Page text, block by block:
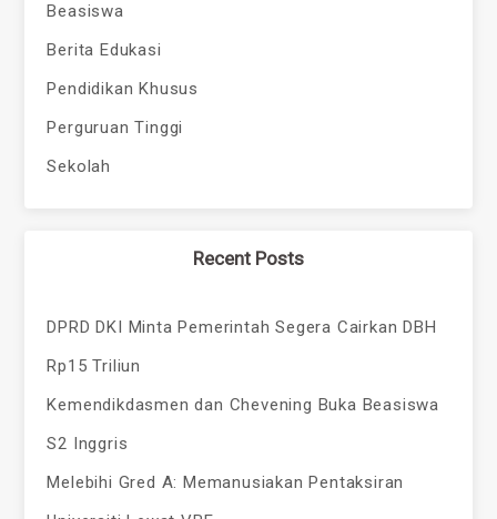
Beasiswa
Berita Edukasi
Pendidikan Khusus
Perguruan Tinggi
Sekolah
Recent Posts
DPRD DKI Minta Pemerintah Segera Cairkan DBH
Rp15 Triliun
Kemendikdasmen dan Chevening Buka Beasiswa
S2 Inggris
Melebihi Gred A: Memanusiakan Pentaksiran